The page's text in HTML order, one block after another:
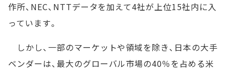
作所、NEC、NTTデータを加えて4社が上位15社内に入
っています。
しかし、一部のマーケットや領域を除き、日本の大手
ベンダーは、最大のグローバル市場の40％を占める米